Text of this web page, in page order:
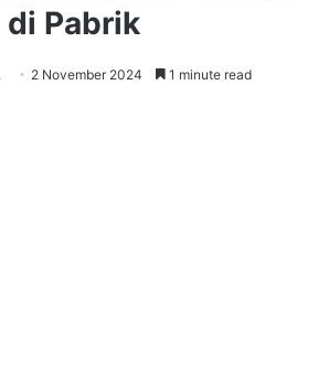
di Pabrik
2 November 2024 1 minute read